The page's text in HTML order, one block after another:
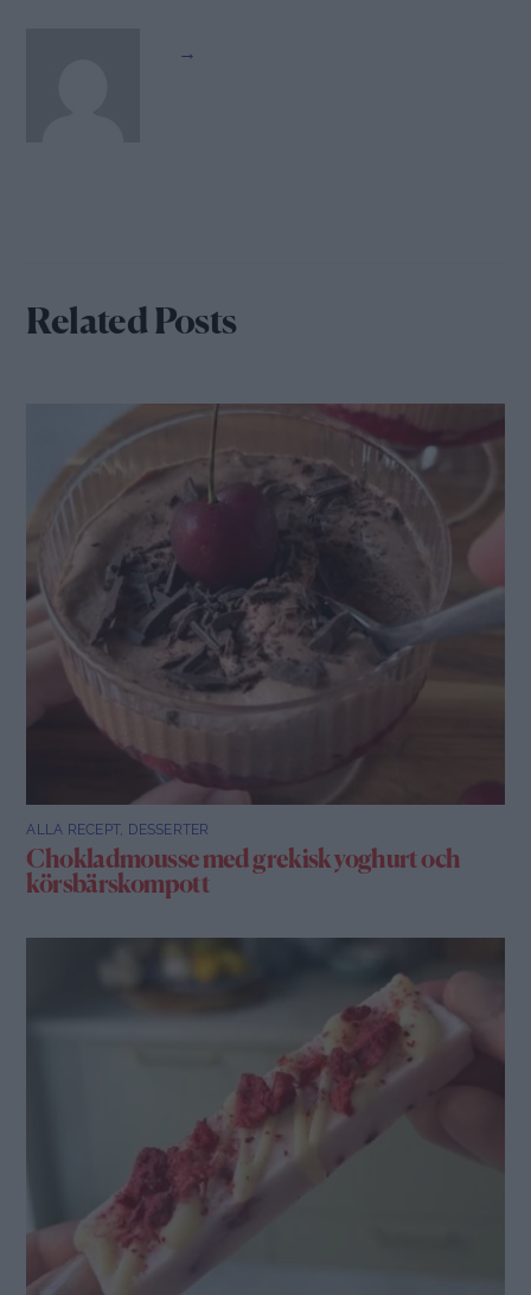
→
Related Posts
ALLA RECEPT, DESSERTER
Chokladmousse med grekisk yoghurt och
körsbärskompott